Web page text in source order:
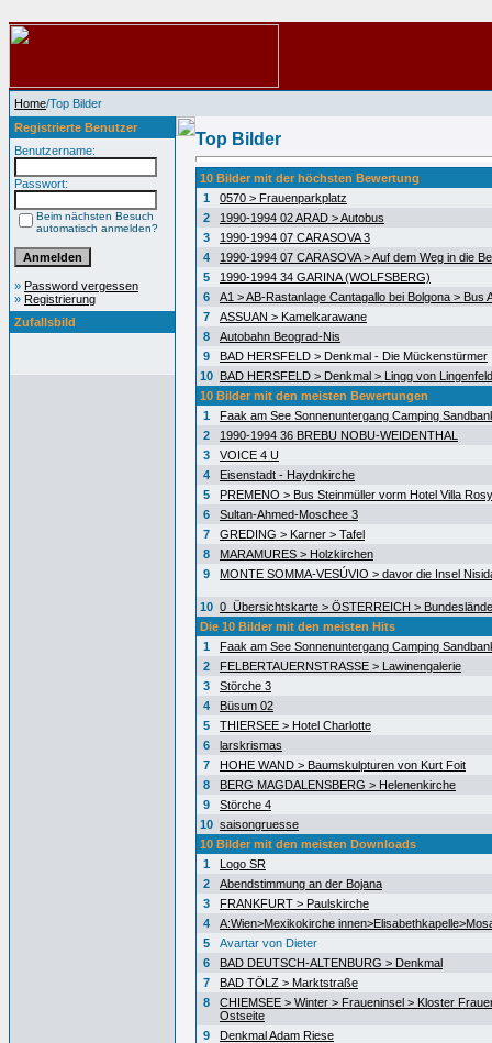
Home/Top Bilder
Registrierte Benutzer
Benutzername:
Passwort:
Beim nächsten Besuch
automatisch anmelden?
» Password vergessen
» Registrierung
Zufallsbild
Top Bilder
10 Bilder mit der höchsten Bewertung
1
0570 > Frauenparkplatz
2
1990-1994 02 ARAD > Autobus
3
1990-1994 07 CARASOVA 3
4
1990-1994 07 CARASOVA > Auf dem Weg in die
5
1990-1994 34 GARINA (WOLFSBERG)
6
A1 > AB-Rastanlage Cantagallo bei Bolgona > Bus
7
ASSUAN > Kamelkarawane
8
Autobahn Beograd-Nis
9
BAD HERSFELD > Denkmal - Die Mückenstürmer
10 BAD HERSFELD > Denkmal > Lingg von Lingenfeld
10 Bilder mit den meisten Bewertungen
1
Faak am See Sonnenuntergang Camping
2
1990-1994 36 BREBU NOBU-WEIDENTHAL
3
VOICE 4 U
4
Eisenstadt - Haydnkirche
5
PREMENO > Bus Steinmüller vorm Hotel Villa Rosy
6
Sultan-Ahmed-Moschee 3
7
GREDING > Karner > Tafel
8
MARAMURES > Holzkirchen
9
MONTE SOMMA-VESÚVIO > davor die Insel
10 0_Übersichtskarte > ÖSTERREICH >
Die 10 Bilder mit den meisten Hits
1
Faak am See Sonnenuntergang Camping
2
FELBERTAUERNSTRASSE > Lawinengalerie
3
Störche 3
4
Büsum 02
5
THIERSEE > Hotel Charlotte
6
larskrismas
7
HOHE WAND > Baumskulpturen von Kurt Foit
8
BERG MAGDALENSBERG > Helenenkirche
9
Störche 4
10 saisongruesse
10 Bilder mit den meisten Downloads
1
Logo SR
2
Abendstimmung an der Bojana
3
FRANKFURT > Paulskirche
4
A:Wien>Mexikokirche
5
Avartar von Dieter
6
BAD DEUTSCH-ALTENBURG > Denkmal
7
BAD TÖLZ > Marktstraße
8
CHIEMSEE > Winter > Fraueninsel > Kloster
Ostseite
9
Denkmal Adam Riese